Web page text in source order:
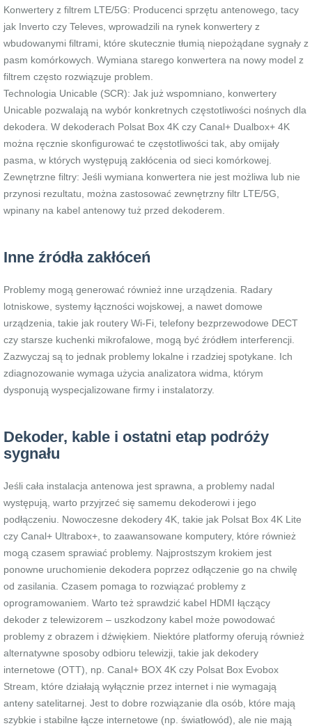
Konwertery z filtrem LTE/5G: Producenci sprzętu antenowego, tacy
jak Inverto czy Televes, wprowadzili na rynek konwertery z
wbudowanymi filtrami, które skutecznie tłumią niepożądane sygnały z
pasm komórkowych. Wymiana starego konwertera na nowy model z
filtrem często rozwiązuje problem.
Technologia Unicable (SCR): Jak już wspomniano, konwertery
Unicable pozwalają na wybór konkretnych częstotliwości nośnych dla
dekodera. W dekoderach Polsat Box 4K czy Canal+ Dualbox+ 4K
można ręcznie skonfigurować te częstotliwości tak, aby omijały
pasma, w których występują zakłócenia od sieci komórkowej.
Zewnętrzne filtry: Jeśli wymiana konwertera nie jest możliwa lub nie
przynosi rezultatu, można zastosować zewnętrzny filtr LTE/5G,
wpinany na kabel antenowy tuż przed dekoderem.
Inne źródła zakłóceń
Problemy mogą generować również inne urządzenia. Radary
lotniskowe, systemy łączności wojskowej, a nawet domowe
urządzenia, takie jak routery Wi-Fi, telefony bezprzewodowe DECT
czy starsze kuchenki mikrofalowe, mogą być źródłem interferencji.
Zazwyczaj są to jednak problemy lokalne i rzadziej spotykane. Ich
zdiagnozowanie wymaga użycia analizatora widma, którym
dysponują wyspecjalizowane firmy i instalatorzy.
Dekoder, kable i ostatni etap podróży
sygnału
Jeśli cała instalacja antenowa jest sprawna, a problemy nadal
występują, warto przyjrzeć się samemu dekoderowi i jego
podłączeniu. Nowoczesne dekodery 4K, takie jak Polsat Box 4K Lite
czy Canal+ Ultrabox+, to zaawansowane komputery, które również
mogą czasem sprawiać problemy. Najprostszym krokiem jest
ponowne uruchomienie dekodera poprzez odłączenie go na chwilę
od zasilania. Czasem pomaga to rozwiązać problemy z
oprogramowaniem. Warto też sprawdzić kabel HDMI łączący
dekoder z telewizorem – uszkodzony kabel może powodować
problemy z obrazem i dźwiękiem. Niektóre platformy oferują również
alternatywne sposoby odbioru telewizji, takie jak dekodery
internetowe (OTT), np. Canal+ BOX 4K czy Polsat Box Evobox
Stream, które działają wyłącznie przez internet i nie wymagają
anteny satelitarnej. Jest to dobre rozwiązanie dla osób, które mają
szybkie i stabilne łącze internetowe (np. światłowód), ale nie mają